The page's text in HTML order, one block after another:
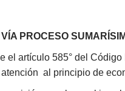
PROCESO
el artículo 585° del
al principio de